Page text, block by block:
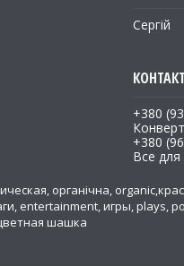
Сергій
+380
+380
Все для
органічна,
entertainment, игры, plays,
шашка